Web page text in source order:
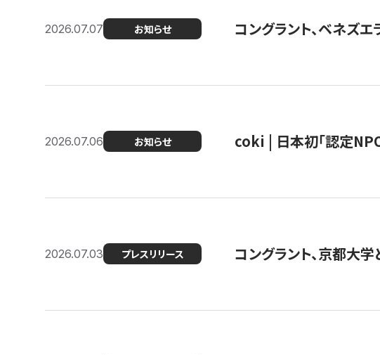
2026.07.07 お知らせ コングラント、ベネズ
2026.07.06 お知らせ coki | 日本初「認定
2026.07.03 プレスリリース コングラント、京都大